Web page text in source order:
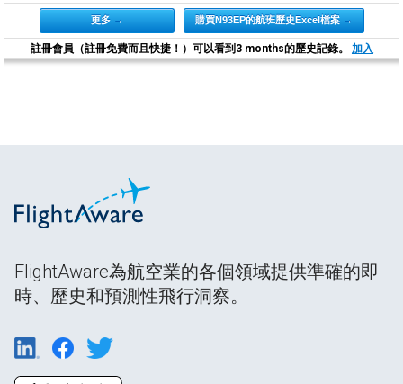
更多 → 購買N93EP的航班歷史Excel檔案 →
註冊會員（註冊免費而且快捷！）可以看到3 months的歷史記錄。 加入
FlightAware為航空業的各個領域提供準確的即
時、歷史和預測性飛行洞察。